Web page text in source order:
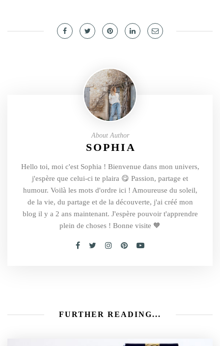
About Author
SOPHIA
Hello toi, moi c'est Sophia ! Bienvenue dans mon univers,
j'espère que celui-ci te plaira 😋 Passion, partage et
humour. Voilà les mots d'ordre ici ! Amoureuse du soleil,
de la vie, du partage et de la découverte, j'ai créé mon
blog il y a 2 ans maintenant. J'espère pouvoir t'apprendre
plein de choses ! Bonne visite 🧡
FURTHER READING...